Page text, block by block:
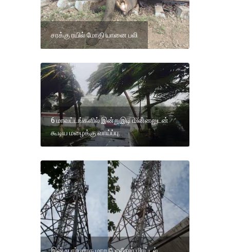
சரக்கு ரயில் மோதி யானை பலி
6 மாவட்டங்களில் இன்றுஇடி மின்னலுடன்
கூடிய மழைக்கு வாய்ப்பு.
இன்ஃபார்மராக மாற போலீசார் மிரட்டல்...